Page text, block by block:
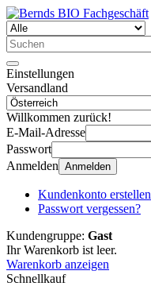
Einstellungen
Versandland
Willkommen zurück!
E-Mail-Adresse
Passwort
Anmelden Anmelden
Kundenkonto erstellen
Passwort vergessen?
Kundengruppe: Gast
Ihr Warenkorb ist leer.
Warenkorb anzeigen
Schnellkauf